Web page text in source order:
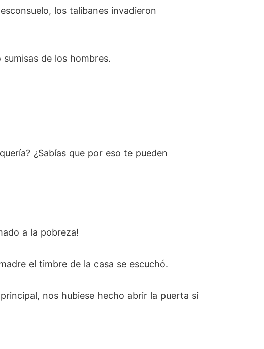
los talibanes invadieron
de los hombres.
¿Sabías que por eso te pueden
a la pobreza!
el timbre de la casa se escuchó.
nos hubiese hecho abrir la puerta si